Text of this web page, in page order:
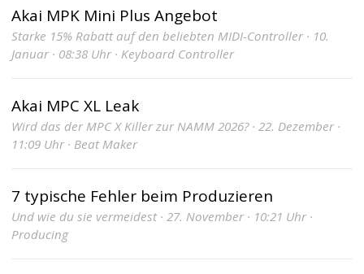
Akai MPK Mini Plus Angebot
Starke 15% Rabatt auf den beliebten MIDI-Controller · 10.
Januar · 08:38 Uhr · Keyboard Controller
Akai MPC XL Leak
Wird das der MPC X Killer zur NAMM 2026? · 22. Dezember ·
11:09 Uhr · Beat Maker
7 typische Fehler beim Produzieren
Und wie du sie vermeidest · 27. November · 10:21 Uhr ·
Producing